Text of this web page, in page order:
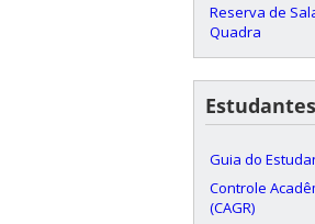
Reserva de
Quadra
Estudantes
Guia do
Controle
(CAGR)